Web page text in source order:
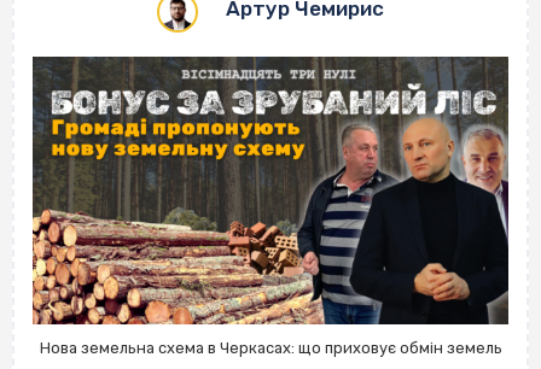
Артур Чемирис
Нова земельна схема в Черкасах: що приховує обмін земель